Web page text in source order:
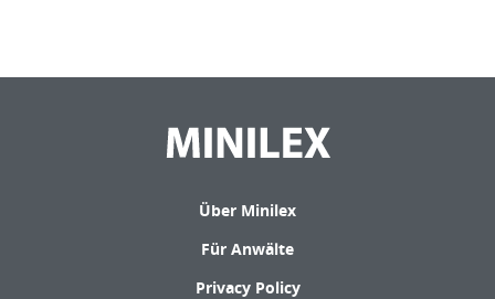
Über Minilex
Für Anwälte
Privacy Policy